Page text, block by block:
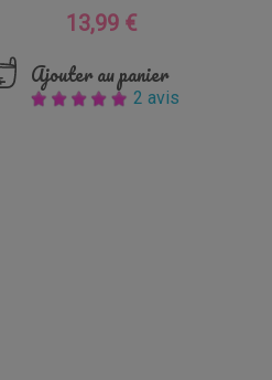
Prix
13,99 €
Ajouter au panier
2 avis